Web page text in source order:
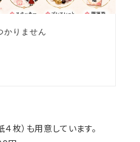
枚）も用意しています。